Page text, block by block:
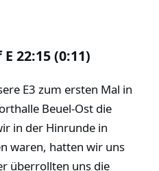
22:15 (0:11)
E3 zum ersten Mal in
Beuel-Ost die
in der Hinrunde in
waren, hatten wir uns
überrollten uns die